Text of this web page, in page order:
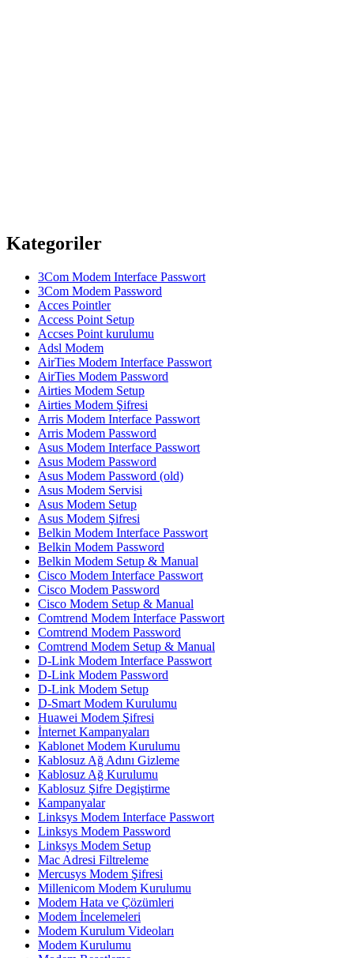
Kategoriler
3Com Modem Interface Passwort
3Com Modem Password
Acces Pointler
Access Point Setup
Accses Point kurulumu
Adsl Modem
AirTies Modem Interface Passwort
AirTies Modem Password
Airties Modem Setup
Airties Modem Şifresi
Arris Modem Interface Passwort
Arris Modem Password
Asus Modem Interface Passwort
Asus Modem Password
Asus Modem Password (old)
Asus Modem Servisi
Asus Modem Setup
Asus Modem Şifresi
Belkin Modem Interface Passwort
Belkin Modem Password
Belkin Modem Setup & Manual
Cisco Modem Interface Passwort
Cisco Modem Password
Cisco Modem Setup & Manual
Comtrend Modem Interface Passwort
Comtrend Modem Password
Comtrend Modem Setup & Manual
D-Link Modem Interface Passwort
D-Link Modem Password
D-Link Modem Setup
D-Smart Modem Kurulumu
Huawei Modem Şifresi
İnternet Kampanyaları
Kablonet Modem Kurulumu
Kablosuz Ağ Adını Gizleme
Kablosuz Ağ Kurulumu
Kablosuz Şifre Degiştirme
Kampanyalar
Linksys Modem Interface Passwort
Linksys Modem Password
Linksys Modem Setup
Mac Adresi Filtreleme
Mercusys Modem Şifresi
Millenicom Modem Kurulumu
Modem Hata ve Çözümleri
Modem İncelemeleri
Modem Kurulum Videoları
Modem Kurulumu